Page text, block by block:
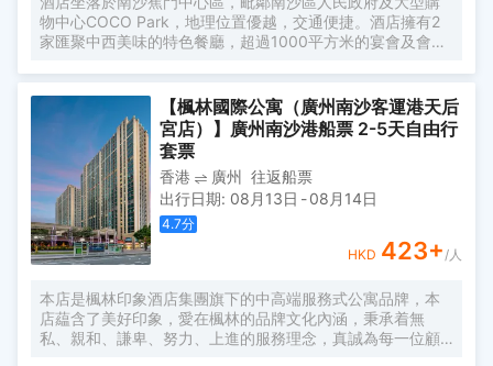
物中心COCO Park，地理位置優越，交通便捷。酒店擁有2
家匯聚中西美味的特色餐廳，超過1000平方米的宴會及會議
廳。酒店將致力為賓客提供旅居南沙“星”體驗。
【楓林國際公寓（廣州南沙客運港天后
宮店）】廣州南沙港船票 2-5天自由行
套票
香港 廣州 往返船票
出行日期: 08月13日 -08月14日
4.7分
HKD 423+ /人
本店是楓林印象酒店集團旗下的中高端服務式公寓品牌，本
店藴含了美好印象，愛在楓林的品牌文化內涵，秉承着無
私、親和、謙卑、努力、上進的服務理念，真誠為每一位顧